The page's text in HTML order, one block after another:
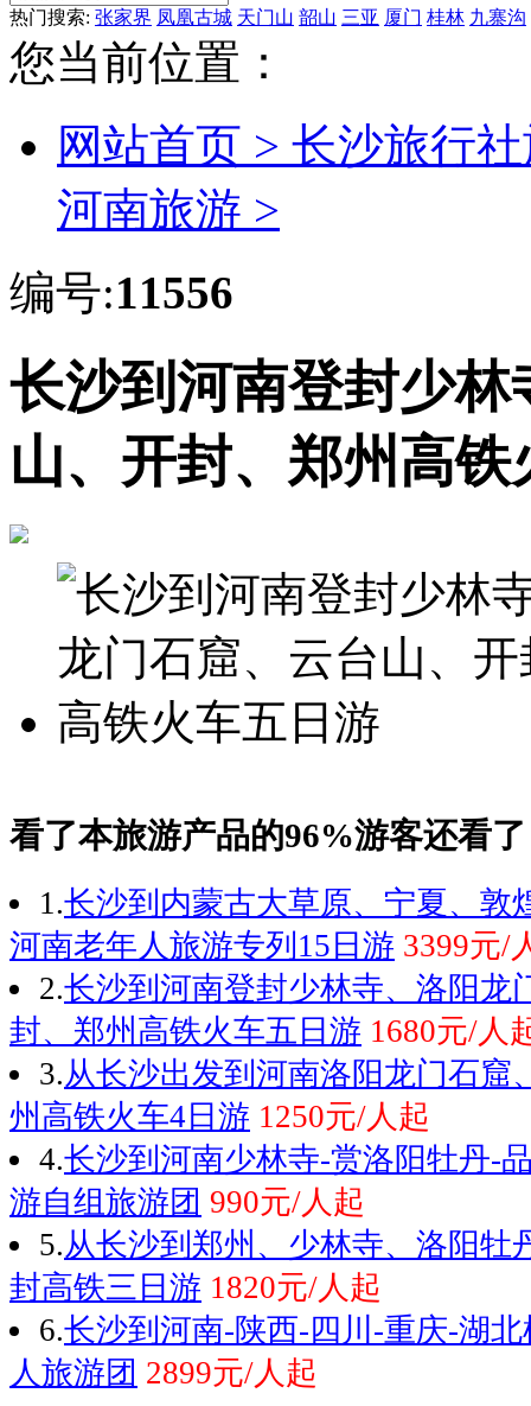
热门搜索: 张家界 凤凰古城 天门山 韶山 三亚 厦门 桂林 九寨沟
您当前位置：
网站首页 > 长沙旅行
河南旅游 >
编号:11556
长沙到河南登封少
山、开封、郑州高铁
看了本旅游产品的96%游客还看
1.长沙到内蒙古大草原、宁夏、敦
河南老年人旅游专列15日游 3399元/
2.长沙到河南登封少林寺、洛阳龙
封、郑州高铁火车五日游 1680元/人
3.从长沙出发到河南洛阳龙门石窟
州高铁火车4日游 1250元/人起
4.长沙到河南少林寺-赏洛阳牡丹-
游自组旅游团 990元/人起
5.从长沙到郑州、少林寺、洛阳牡
封高铁三日游 1820元/人起
6.长沙到河南-陕西-四川-重庆-湖
人旅游团 2899元/人起